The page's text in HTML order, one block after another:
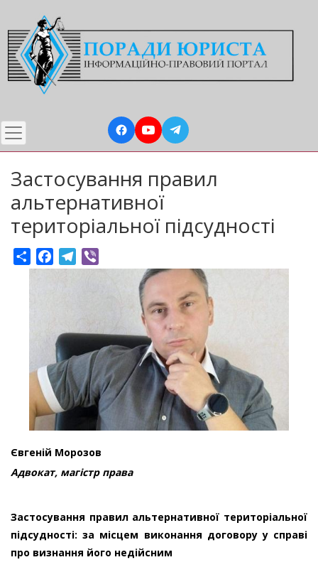
до
основного
вмісту
Застосування правил
альтернативної
територіальної підсудності
ShareFacebookTelegram
Євгеній Морозов
Адвокат, магістр права
Застосування правил альтернативної територіальної
підсудності: за місцем виконання договору у справі
про визнання його недійсним